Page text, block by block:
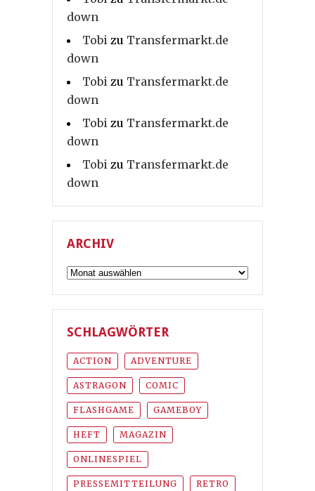
down
Tobi zu Transfermarkt.de
down
Tobi zu Transfermarkt.de
down
Tobi zu Transfermarkt.de
down
Tobi zu Transfermarkt.de
down
ARCHIV
Archiv
SCHLAGWÖRTER
ACTION ADVENTURE
ASTRAGON COMIC
FLASHGAME GAMEBOY
HEFT MAGAZIN
ONLINESPIEL
PRESSEMITTEILUNG RETRO